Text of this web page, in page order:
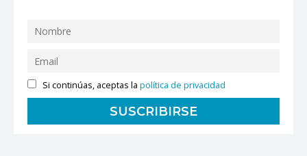
Si continúas, aceptas lapolítica de privacidad